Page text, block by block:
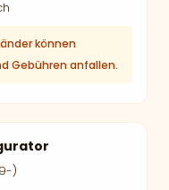
können
Gebühren anfallen.
)